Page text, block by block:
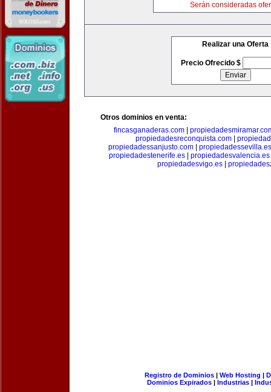
Serán consideradas
Realizar una Oferta
Precio Ofrecido $
Otros dominios en venta:
fincasganaderas.com
propiedadesreconquista.com
propiedadessanjusto.com| propiedadessevilla.es
propiedadestenerife.es| propiedadesvalencia.es
propiedadesvigo.es|
Registro de Dominios| Web Hosting |
Dominios Expirados | Industrias |